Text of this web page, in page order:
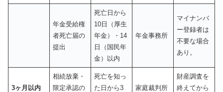
年金受給権
者死亡届の
提出
死亡日から
10日（厚生
年金）・14
日（国民年
金）以内
年金事務所
マイナンバ
ー登録者は
不要な場合
あり。
3ヶ月以内
相続放棄・
限定承認の
死亡を知っ
た日から3
家庭裁判所
財産調査を
終えてから